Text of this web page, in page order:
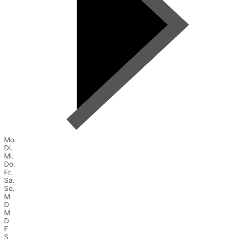
Mo.
Di.
Mi.
Do.
Fr.
Sa.
So.
M
D
M
D
F
S